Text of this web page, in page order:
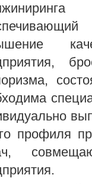
профиля